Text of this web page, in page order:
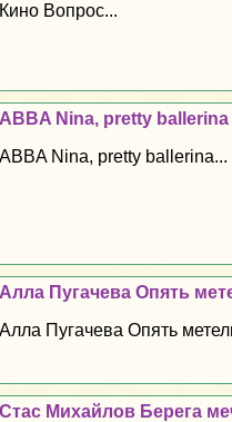
Кино Вопрос...
ABBA Nina, pretty ballerina
ABBA Nina, pretty ballerina...
Алла Пугачева Опять
Алла Пугачева Опять
Стас Михайлов Берега